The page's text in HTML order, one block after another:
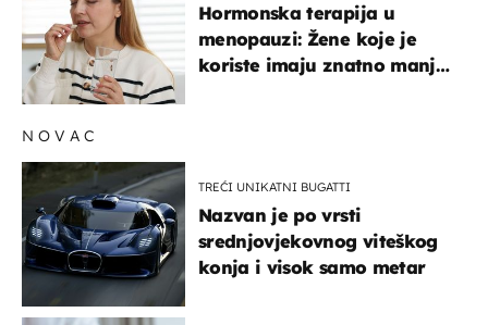
Hormonska terapija u
menopauzi: Žene koje je
koriste imaju znatno manji
NOVAC
TREĆI UNIKATNI BUGATTI
Nazvan je po vrsti
srednjovjekovnog viteškog
konja i visok samo metar